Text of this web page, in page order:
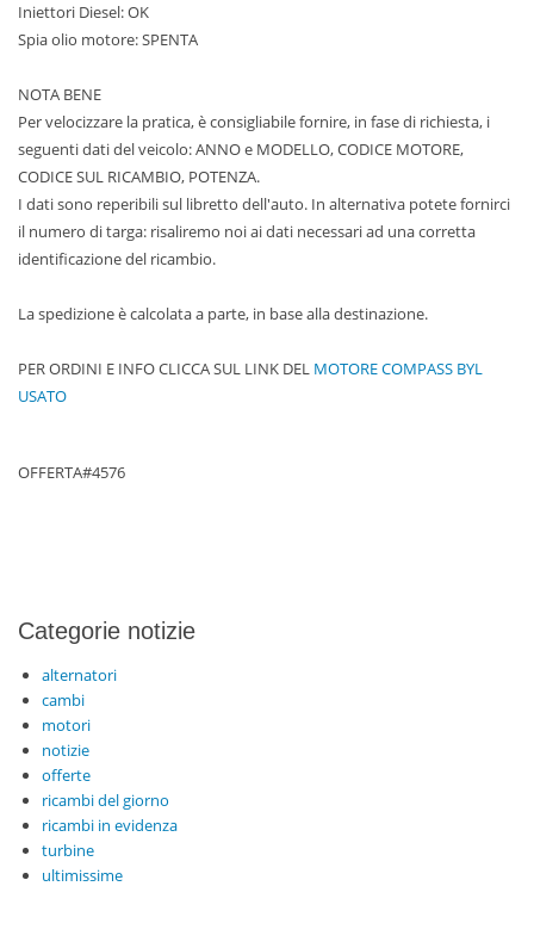
Iniettori Diesel: OK
Spia olio motore: SPENTA
NOTA BENE
Per velocizzare la pratica, è consigliabile fornire, in fase di richiesta, i
seguenti dati del veicolo: ANNO e MODELLO, CODICE MOTORE,
CODICE SUL RICAMBIO, POTENZA.
I dati sono reperibili sul libretto dell'auto. In alternativa potete fornirci
il numero di targa: risaliremo noi ai dati necessari ad una corretta
identificazione del ricambio.
La spedizione è calcolata a parte, in base alla destinazione.
PER ORDINI E INFO CLICCA SUL LINK DEL MOTORE COMPASS BYL
USATO
OFFERTA#4576
Categorie notizie
alternatori
cambi
motori
notizie
offerte
ricambi del giorno
ricambi in evidenza
turbine
ultimissime